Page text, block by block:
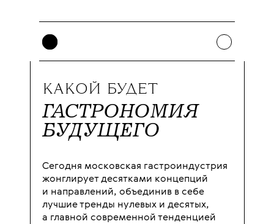
КАКОЙ БУДЕТ
ГАСТРОНОМИЯ
БУДУЩЕГО
Сегодня московская гастроиндустрия
жонглирует десятками концепций
и направлений, объединив в себе
лучшие тренды нулевых и десятых,
а главной современной тенденцией